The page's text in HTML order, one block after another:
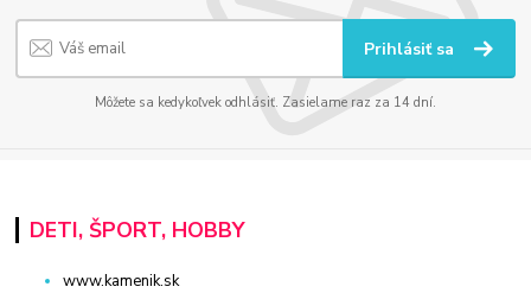
Prihlásiť sa
Môžete sa kedykoľvek odhlásiť. Zasielame raz za 14 dní.
DETI, ŠPORT, HOBBY
www.kamenik.sk